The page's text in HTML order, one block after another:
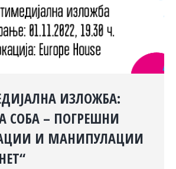
ИЗЛОЖБА:
СОБА – ПОГРЕШНИ
И МАНИПУЛАЦИИ